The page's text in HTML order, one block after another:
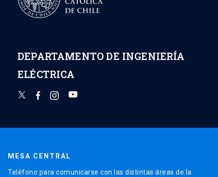
DEPARTAMENTO DE INGENIERÍA
ELÉCTRICA
MESA CENTRAL
Teléfono para comunicarse con las distintas áreas de la